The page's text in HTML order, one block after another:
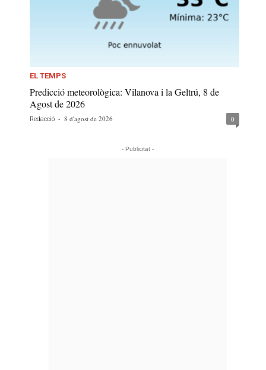
EL TEMPS
Predicció meteorològica: Vilanova i la Geltrú, 8 de
Agost de 2026
Redacció - 8 d'agost de 2026 0
- Publicitat -